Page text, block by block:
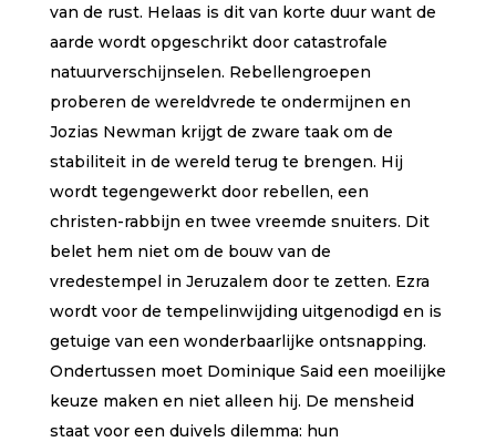
van de rust. Helaas is dit van korte duur want de
aarde wordt opgeschrikt door catastrofale
natuurverschijnselen. Rebellengroepen
proberen de wereldvrede te ondermijnen en
Jozias Newman krijgt de zware taak om de
stabiliteit in de wereld terug te brengen. Hij
wordt tegengewerkt door rebellen, een
christen-rabbijn en twee vreemde snuiters. Dit
belet hem niet om de bouw van de
vredestempel in Jeruzalem door te zetten. Ezra
wordt voor de tempelinwijding uitgenodigd en is
getuige van een wonderbaarlijke ontsnapping.
Ondertussen moet Dominique Said een moeilijke
keuze maken en niet alleen hij. De mensheid
staat voor een duivels dilemma: hun